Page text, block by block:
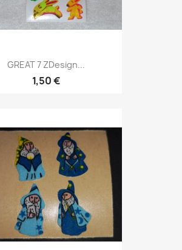
GREAT 7 ZDesign...
1,50 €